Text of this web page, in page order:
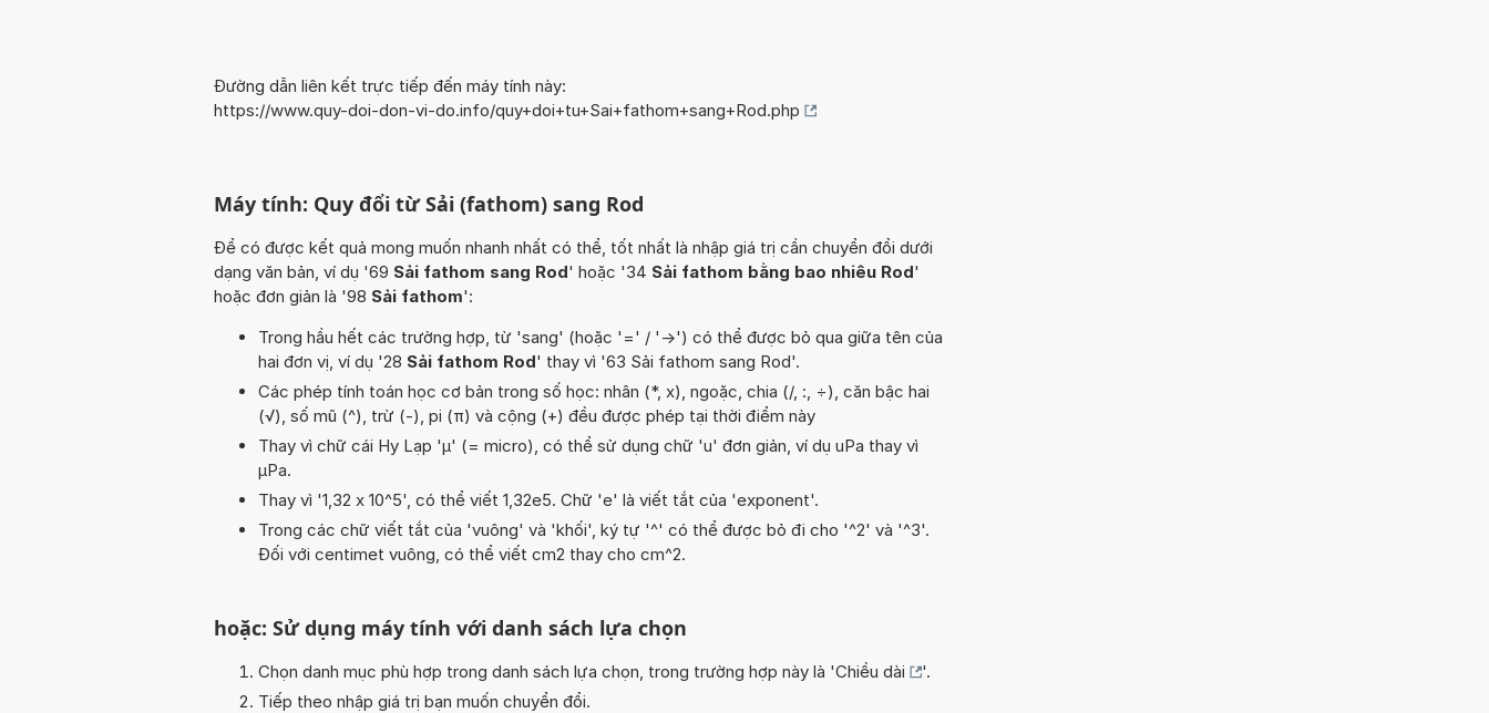
Đường dẫn liên kết trực tiếp đến máy tính này:
https://www.quy-doi-don-vi-do.info/quy+doi+tu+Sai+fathom+sang+Rod.php
Máy tính: Quy đổi từ Sải (fathom) sang Rod
Để có được kết quả mong muốn nhanh nhất có thể, tốt nhất là nhập giá trị cần chuyển đổi dưới
dạng văn bản, ví dụ '69 Sải fathom sang Rod' hoặc '34 Sải fathom bằng bao nhiêu Rod'
hoặc đơn giản là '98 Sải fathom':
Trong hầu hết các trường hợp, từ 'sang' (hoặc '=' / '->') có thể được bỏ qua giữa tên của
hai đơn vị, ví dụ '28 Sải fathom Rod' thay vì '63 Sải fathom sang Rod'.
Các phép tính toán học cơ bản trong số học: nhân (*, x), ngoặc, chia (/, :, ÷), căn bậc hai
(√), số mũ (^), trừ (-), pi (π) và cộng (+) đều được phép tại thời điểm này
Thay vì chữ cái Hy Lạp 'µ' (= micro), có thể sử dụng chữ 'u' đơn giản, ví dụ uPa thay vì
µPa.
Thay vì '1,32 x 10^5', có thể viết 1,32e5. Chữ 'e' là viết tắt của 'exponent'.
Trong các chữ viết tắt của 'vuông' và 'khối', ký tự '^' có thể được bỏ đi cho '^2' và '^3'.
Đối với centimet vuông, có thể viết cm2 thay cho cm^2.
hoặc: Sử dụng máy tính với danh sách lựa chọn
Chọn danh mục phù hợp trong danh sách lựa chọn, trong trường hợp này là 'Chiều dài
'.
Tiếp theo nhập giá trị bạn muốn chuyển đổi.